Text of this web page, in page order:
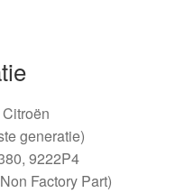
generatie)
9222P4
Factory Part)